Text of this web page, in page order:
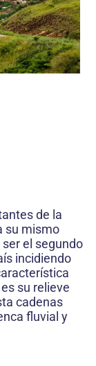
de la
su mismo
el segundo
incidiendo
su relieve
cadenas
fluvial y